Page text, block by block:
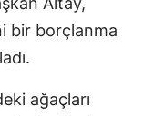
bir borçlanma
ağaçları